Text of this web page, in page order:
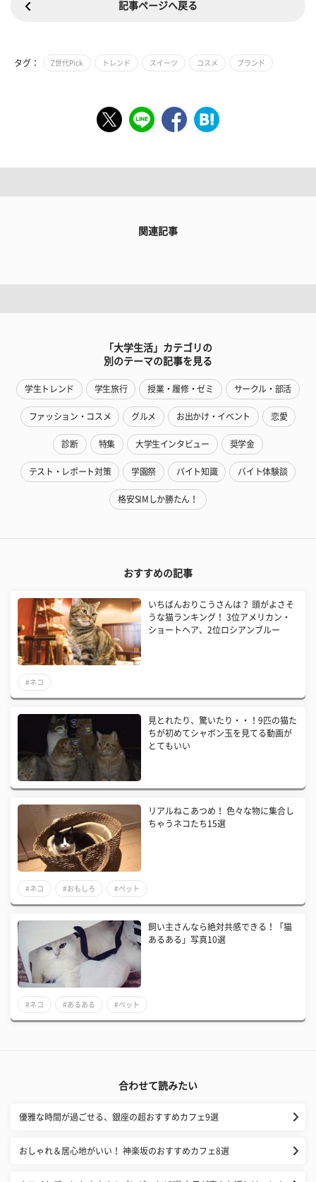
記事ページへ戻る
タグ： Z世代Pick トレンド スイーツ コスメ ブランド
関連記事
「大学生活」カテゴリの
別のテーマの記事を見る
学生トレンド 学生旅行 授業・履修・ゼミ サークル・部活
ファッション・コスメ グルメ お出かけ・イベント 恋愛
診断 特集 大学生インタビュー 奨学金
テスト・レポート対策 学園祭 バイト知識 バイト体験談
格安SIMしか勝たん！
おすすめの記事
いちばんおりこうさんは？ 頭がよさそ
うな猫ランキング！ 3位アメリカン・
ショートヘア、2位ロシアンブルー
#ネコ
見とれたり、驚いたり・・！9匹の猫た
ちが初めてシャボン玉を見てる動画が
とてもいい
リアルねこあつめ！ 色々な物に集合し
ちゃうネコたち15選
#ネコ #おもしろ #ペット
飼い主さんなら絶対共感できる！「猫
あるある」写真10選
#ネコ #あるある #ペット
合わせて読みたい
優雅な時間が過ごせる、銀座の超おすすめカフェ9選
おしゃれ＆居心地がいい！ 神楽坂のおすすめカフェ8選